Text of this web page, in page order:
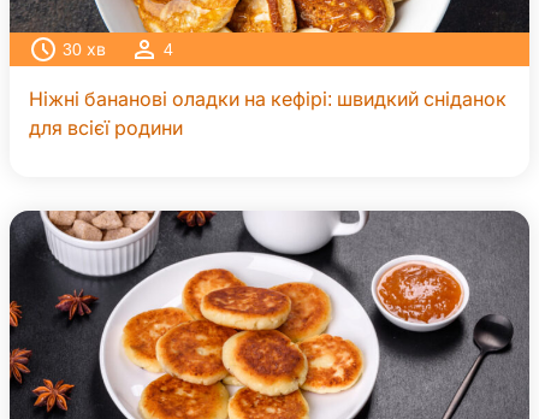
30 хв 4
Ніжні бананові оладки на кефірі: швидкий сніданок
для всієї родини